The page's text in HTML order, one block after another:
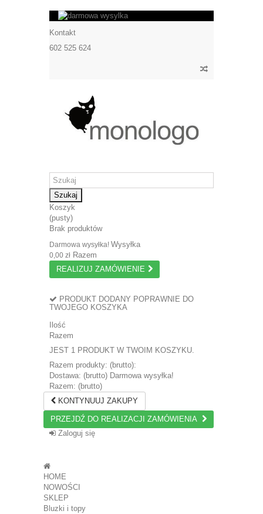
Kontakt
602 525 624
Szukaj
Koszyk
(pusty)
Brak produktów
Darmowa wysyłka! Wysyłka
0,00 zł Razem
REALIZUJ ZAMÓWIENIE
PRODUKT DODANY POPRAWNIE DO
TWOJEGO KOSZYKA
Ilość
Razem
JEST 1 PRODUKT W TWOIM KOSZYKU.
Razem produkty: (brutto):
Dostawa: (brutto) Darmowa wysyłka!
Razem: (brutto)
KONTYNUUJ ZAKUPY
PRZEJDŹ DO REALIZACJI ZAMÓWIENIA
Zaloguj się
HOME
NOWOŚCI
SKLEP
Bluzki i topy